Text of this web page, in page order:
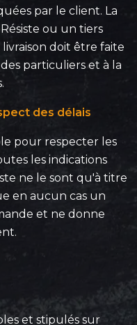
par le client. La
ou un tiers
doit être faite
particuliers et à la
des délais
pour respecter les
les indications
ne le sont qu'à titre
en aucun cas un
et ne donne
et stipulés sur